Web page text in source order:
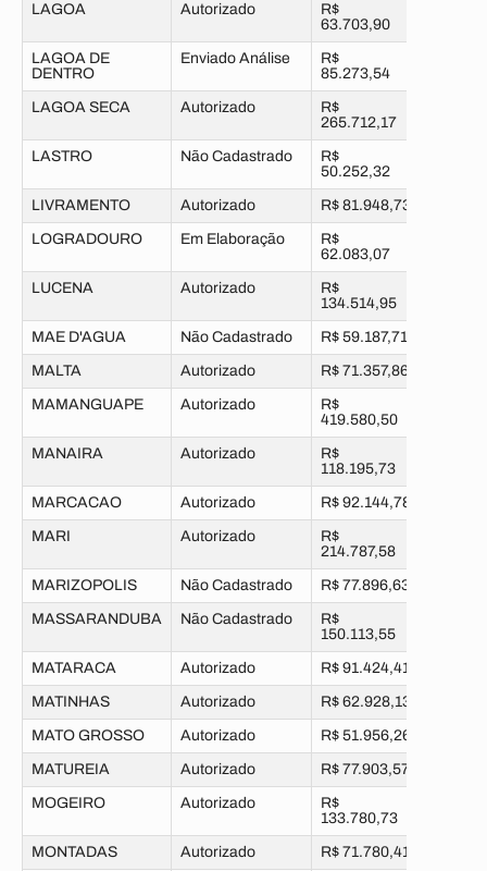
LAGOA Autorizado
R$
63.703,90
LAGOA DE
DENTRO
Enviado Análise
R$
85.273,54
LAGOA SECA Autorizado
R$
265.712,17
LASTRO Não Cadastrado
R$
50.252,32
LIVRAMENTO Autorizado R$ 81.948,73
LOGRADOURO Em Elaboração
R$
62.083,07
LUCENA Autorizado
R$
134.514,95
MAE D'AGUA Não Cadastrado R$ 59.187,71
MALTA Autorizado R$ 71.357,86
MAMANGUAPE Autorizado
R$
419.580,50
MANAIRA Autorizado
R$
118.195,73
MARCACAO Autorizado R$ 92.144,78
MARI Autorizado
R$
214.787,58
MARIZOPOLIS Não Cadastrado R$ 77.896,63
MASSARANDUBA Não Cadastrado
R$
150.113,55
MATARACA Autorizado R$ 91.424,41
MATINHAS Autorizado R$ 62.928,13
MATO GROSSO Autorizado R$ 51.956,26
MATUREIA Autorizado R$ 77.903,57
MOGEIRO Autorizado
R$
133.780,73
MONTADAS Autorizado R$ 71.780,41